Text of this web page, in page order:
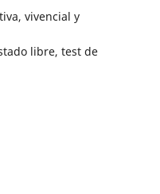
vivencial y
libre, test de